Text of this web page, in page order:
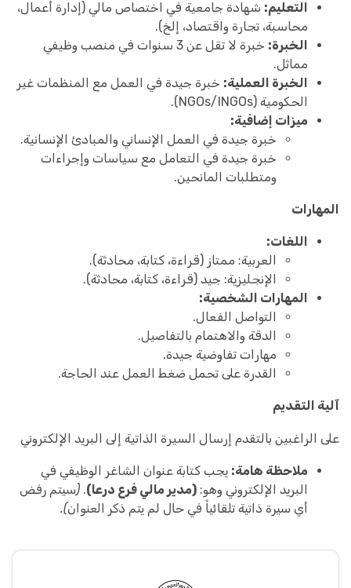
التعليم: شهادة جامعية في اختصاص مالي (إدارة أعمال،
محاسبة، تجارة واقتصاد، إلخ).
الخبرة:
خبرة لا تقل عن 3 سنوات في منصب وظيفي
مماثل.
الخبرة العملية: خبرة جيدة في العمل مع المنظمات غير
الحكومية (NGOs/INGOs).
ميزات إضافية:
خبرة جيدة في العمل الإنساني والمبادئ الإنسانية.
خبرة جيدة في التعامل مع سياسات وإجراءات
ومتطلبات المانحين.
المهارات
اللغات:
العربية: ممتاز (قراءة، كتابة، محادثة).
الإنجليزية: جيد (قراءة، كتابة، محادثة).
المهارات الشخصية:
التواصل الفعال.
الدقة والاهتمام بالتفاصيل.
مهارات تفاوضية جيدة.
القدرة على تحمل ضغط العمل عند الحاجة.
آلية التقديم
على الراغبين بالتقدم إرسال السيرة الذاتية إلى البريد الإلكتروني
ملاحظة هامة: يجب كتابة عنوان الشاغر الوظيفي في
البريد الإلكتروني وهو: (مدير مالي فرع درعا). (سيتم رفض
أي سيرة ذاتية تلقائياً في حال لم يتم ذكر العنوان).